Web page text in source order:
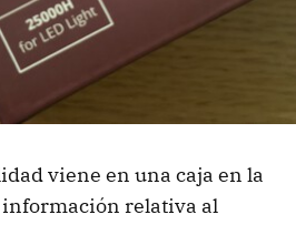
viene en una caja en la
información relativa al